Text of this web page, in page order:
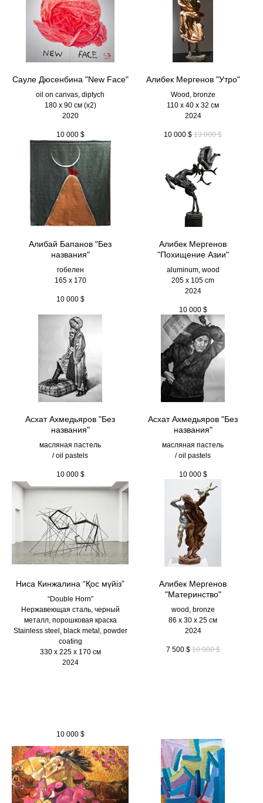
Сауле Дюсенбина "New Face"
oil on canvas, diptych
180 x 90 см (х2)
2020
10 000 $
Алибек Мергенов "Утро"
Wood, bronze
110 х 40 х 32 см
2024
10 000 $ 13 000 $
Алибай Бапанов "Без
названия"
гобелен
165 x 170
10 000 $
Алибек Мергенов
"Похищение Азии"
aluminum, wood
205 х 105 cm
2024
10 000 $
Асхат Ахмедьяров "Без
названия"
масляная пастель
/ oil pastels
10 000 $
Асхат Ахмедьяров "Без
названия"
масляная пастель
/ oil pastels
10 000 $
Ниса Кинжалина “Қос мүйіз”
“Double Horn”
Нержавеющая сталь, черный
металл, порошковая краска
Stainless steel, black metal, powder
coating
330 х 225 х 170 см
2024
10 000 $
Алибек Мергенов
"Материнство"
wood, bronze
86 х 30 х 25 см
2024
7 500 $ 10 000 $